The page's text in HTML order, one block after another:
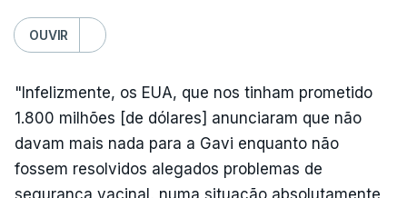
OUVIR
"Infelizmente, os EUA, que nos tinham prometido
1.800 milhões [de dólares] anunciaram que não
davam mais nada para a Gavi enquanto não
fossem resolvidos alegados problemas de
segurança vacinal, numa situação absolutamente